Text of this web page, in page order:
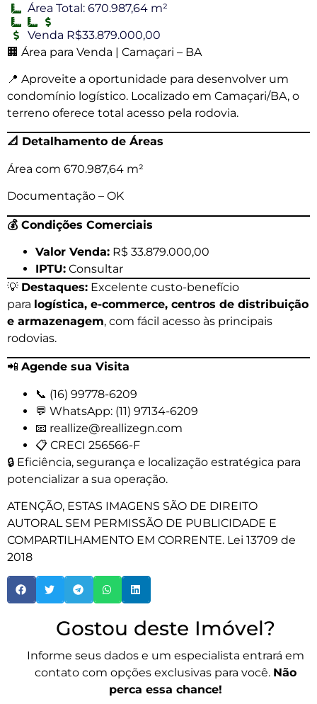
Área Total: 670.987,64 m²
Venda R$33.879.000,00
🏢 Área para Venda | Camaçari – BA
📍 Aproveite a oportunidade para desenvolver um
condomínio logístico. Localizado em Camaçari/BA, o
terreno oferece total acesso pela rodovia.
📐 Detalhamento de Áreas
Área com 670.987,64 m²
Documentação – OK
💰 Condições Comerciais
Valor Venda: R$ 33.879.000,00
IPTU: Consultar
💡 Destaques: Excelente custo-benefício
para logística, e-commerce, centros de distribuição
e armazenagem, com fácil acesso às principais
rodovias.
📲 Agende sua Visita
📞 (16) 99778-6209
💬 WhatsApp: (11) 97134-6209
📧 reallize@reallizegn.com
📋 CRECI 256566-F
🔒 Eficiência, segurança e localização estratégica para
potencializar a sua operação.
ATENÇÃO, ESTAS IMAGENS SÃO DE DIREITO
AUTORAL SEM PERMISSÃO DE PUBLICIDADE E
COMPARTILHAMENTO EM CORRENTE. Lei 13709 de
2018
Gostou deste Imóvel?
Informe seus dados e um especialista entrará em
contato com opções exclusivas para você. Não
perca essa chance!